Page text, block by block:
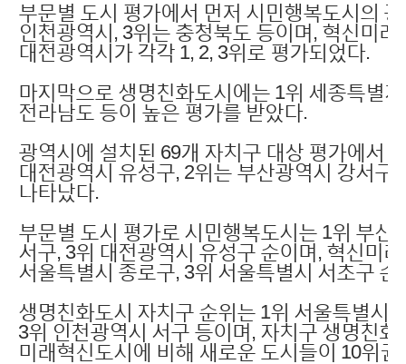
부문별 도시 평가에서 먼저 시민행복도시의
인천광역시, 3위는 충청북도 등이며, 혁신미
대전광역시가 각각 1, 2, 3위로 평가되었다.
마지막으로 생명친화도시에는 1위 세종특별
전라남도 등이 높은 평가를 받았다.
광역시에 설치된 69개 자치구 대상 평가에서
대전광역시 유성구, 2위는 부산광역시 강서구
나타났다.
부문별 도시 평가로 시민행복도시는 1위 부산
서구, 3위 대전광역시 유성구 순이며, 혁신미
서울특별시 종로구, 3위 서울특별시 서초구 순
생명친화도시 자치구 순위는 1위 서울특별시
3위 인천광역시 서구 등이며, 자치구 생명친
미래혁신도시에 비해 새로운 도시들이 10위